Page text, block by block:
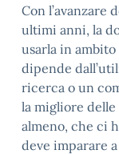
Con l’avanzare
ultimi anni, la
usarla in
dipende
ricerca o un
la migliore delle
almeno, che ci
deve imparare